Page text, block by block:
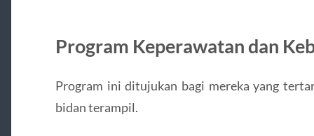
Program Keperawatan dan
Program ini ditujukan bagi mereka yang
bidan terampil.